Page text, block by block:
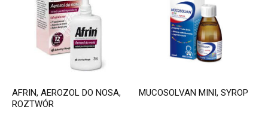
AFRIN, AEROZOL DO NOSA,
ROZTWÓR
MUCOSOLVAN MINI, SYROP